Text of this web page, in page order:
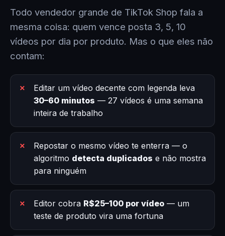
Todo vendedor grande de TikTok Shop fala a
mesma coisa: quem vence posta 3, 5, 10
vídeos por dia por produto. Mas o que eles não
contam:
Editar um vídeo decente com legenda leva
30–60 minutos — 27 vídeos é uma semana
inteira de trabalho
Repostar o mesmo vídeo te enterra — o
algoritmo detecta duplicados e não mostra
para ninguém
Editor cobra R$25–100 por vídeo — um
teste de produto vira uma fortuna